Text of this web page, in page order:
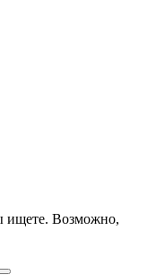
ищете. Возможно,